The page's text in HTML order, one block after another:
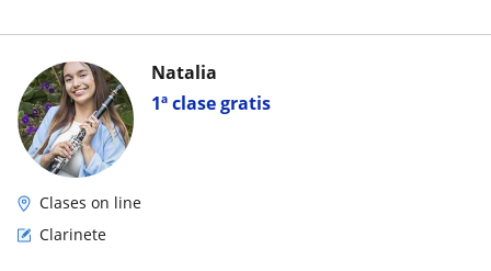
1ª clase gratis
Natalia
Clases on line
Clarinete